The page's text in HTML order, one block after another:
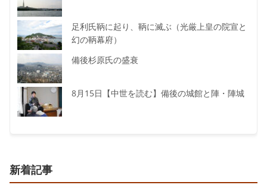
足利氏鞆に起り、鞆に滅ぶ（光厳上皇の院宣と
幻の鞆幕府）
備後杉原氏の盛衰
8月15日【中世を読む】備後の城館と陣・陣城
新着記事